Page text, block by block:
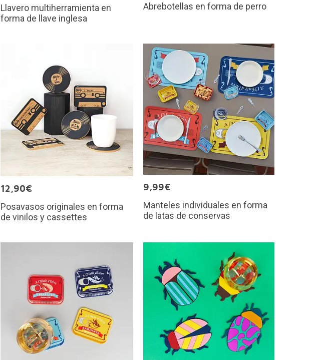
Llavero multiherramienta en
forma de llave inglesa
Abrebotellas en forma de perro
12,90€
Posavasos originales en forma
de vinilos y cassettes
9,99€
Manteles individuales en forma
de latas de conservas